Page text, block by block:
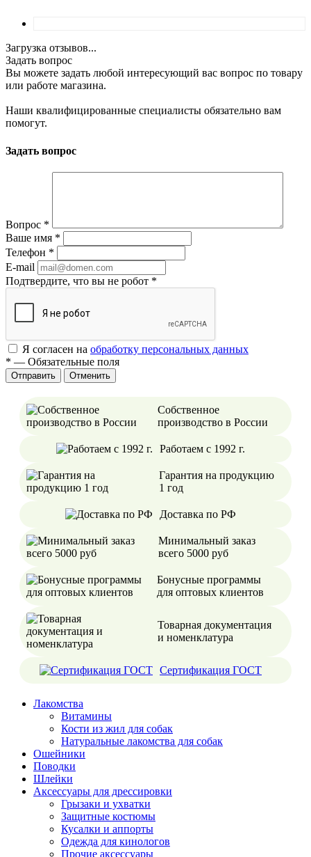
Загрузка отзывов...
Задать вопрос
Вы можете задать любой интересующий вас вопрос по товару
или работе магазина.
Наши квалифицированные специалисты обязательно вам
помогут.
Задать вопрос
Вопрос *
Ваше имя *
Телефон *
E-mail
Подтвердите, что вы не робот *
Я согласен на обработку персональных данных
* — Обязательные поля
Отменить
Собственное
производство в России
Работаем с 1992 г.
Гарантия на продукцию
1 год
Доставка по РФ
Минимальный заказ
всего 5000 руб
Бонусные программы
для оптовых клиентов
Товарная документация
и номенклатура
Сертификация ГОСТ
Лакомства
Витамины
Кости из жил для собак
Натуральные лакомства для собак
Ошейники
Поводки
Шлейки
Аксессуары для дрессировки
Грызаки и ухватки
Защитные костюмы
Кусалки и аппорты
Одежда для кинологов
Прочие аксессуары